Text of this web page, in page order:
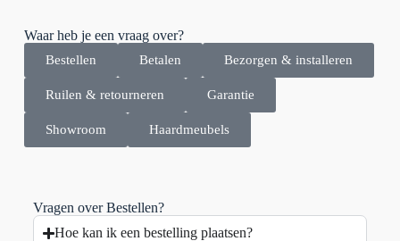
Waar heb je een vraag over?
Bestellen Betalen Bezorgen & installeren
Ruilen & retourneren Garantie
Showroom Haardmeubels
Vragen over Bestellen?
Hoe kan ik een bestelling plaatsen?